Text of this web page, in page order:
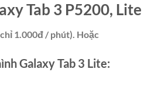
Tab 3 P5200, Lite
1.000đ / phút). Hoặc
Galaxy Tab 3 Lite: